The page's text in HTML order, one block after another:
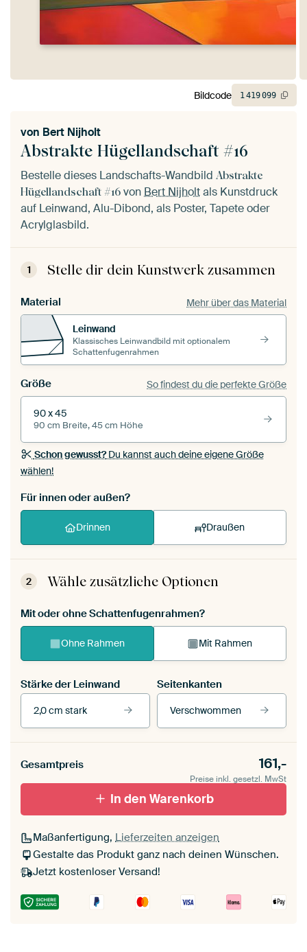
Abstrakte Hügellandschaft #16
von Bert Nijholt
Bestelle dieses Landschafts-Wandbild Abstrakte
Hügellandschaft #16 vonBert Nijholtals Kunstdruck
auf Leinwand, Alu-Dibond, als Poster, Tapete oder
Acrylglasbild.
1 Stelle dir dein Kunstwerk zusammen
Material Mehr über das Material
Leinwand
Klassisches Leinwandbild mit optionalem
Schattenfugenrahmen
Größe So findest du die perfekte Größe
90 x 45
90 cm Breite, 45 cm Höhe
Schon gewusst?Du kannst auch deine eigene Größe
wählen!
Für innen oder außen?
Drinnen Draußen
2 Wähle zusätzliche Optionen
Mit oder ohne Schattenfugenrahmen?
Ohne Rahmen Mit Rahmen
Stärke der Leinwand
2,0 cm stark
Seitenkanten
Verschwommen
Mit Schattenfugenrahmen,
schwarz
Mit Schattenfugenrahmen,
weiß
Leinwand für
Seitenkanten
Gesamtpreis 161,-
Preise inkl. gesetzl. MwSt
In den Warenkorb
Maßanfertigung, Lieferzeiten anzeigen
Gestalte das Produkt ganz nach deinen Wünschen.
Jetzt kostenloser Versand!
Bildcode 1419099